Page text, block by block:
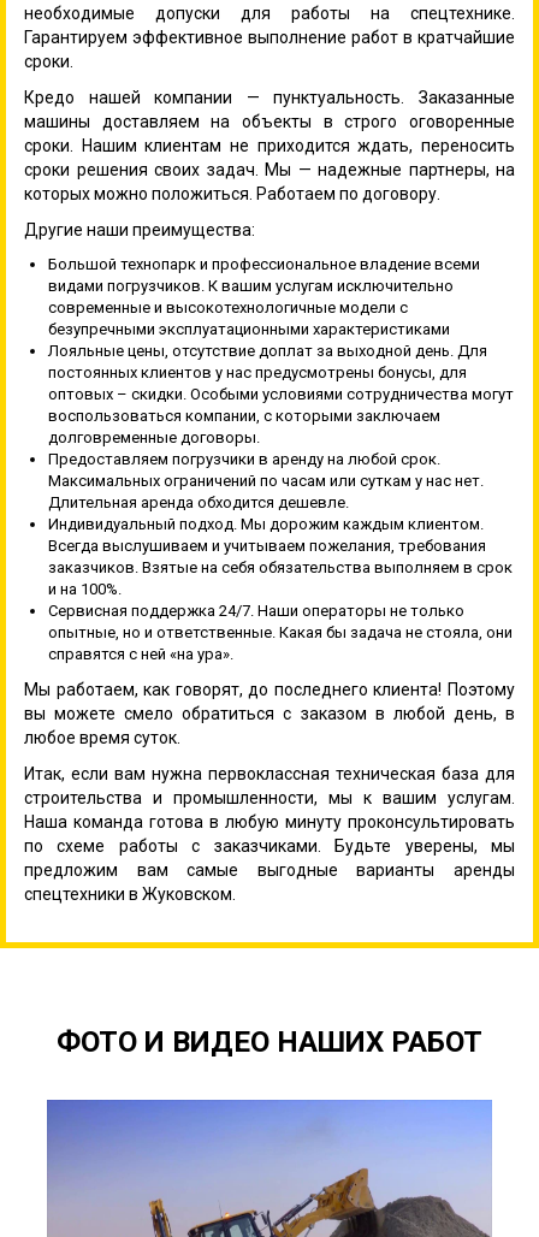
необходимые допуски для работы на спецтехнике.
Гарантируем эффективное выполнение работ в кратчайшие
сроки.
Кредо нашей компании — пунктуальность. Заказанные
машины доставляем на объекты в строго оговоренные
сроки. Нашим клиентам не приходится ждать, переносить
сроки решения своих задач. Мы — надежные партнеры, на
которых можно положиться. Работаем по договору.
Другие наши преимущества:
Большой технопарк и профессиональное владение всеми
видами погрузчиков. К вашим услугам исключительно
современные и высокотехнологичные модели с
безупречными эксплуатационными характеристиками
Лояльные цены, отсутствие доплат за выходной день. Для
постоянных клиентов у нас предусмотрены бонусы, для
оптовых – скидки. Особыми условиями сотрудничества могут
воспользоваться компании, с которыми заключаем
долговременные договоры.
Предоставляем погрузчики в аренду на любой срок.
Максимальных ограничений по часам или суткам у нас нет.
Длительная аренда обходится дешевле.
Индивидуальный подход. Мы дорожим каждым клиентом.
Всегда выслушиваем и учитываем пожелания, требования
заказчиков. Взятые на себя обязательства выполняем в срок
и на 100%.
Сервисная поддержка 24/7. Наши операторы не только
опытные, но и ответственные. Какая бы задача не стояла, они
справятся с ней «на ура».
Мы работаем, как говорят, до последнего клиента! Поэтому
вы можете смело обратиться с заказом в любой день, в
любое время суток.
Итак, если вам нужна первоклассная техническая база для
строительства и промышленности, мы к вашим услугам.
Наша команда готова в любую минуту проконсультировать
по схеме работы с заказчиками. Будьте уверены, мы
предложим вам самые выгодные варианты аренды
спецтехники в Жуковском.
ФОТО И ВИДЕО НАШИХ РАБОТ